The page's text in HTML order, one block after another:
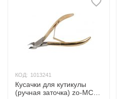
КОД: 1013241
Кусачки для кутикулы
(ручная заточка) zo-MC-